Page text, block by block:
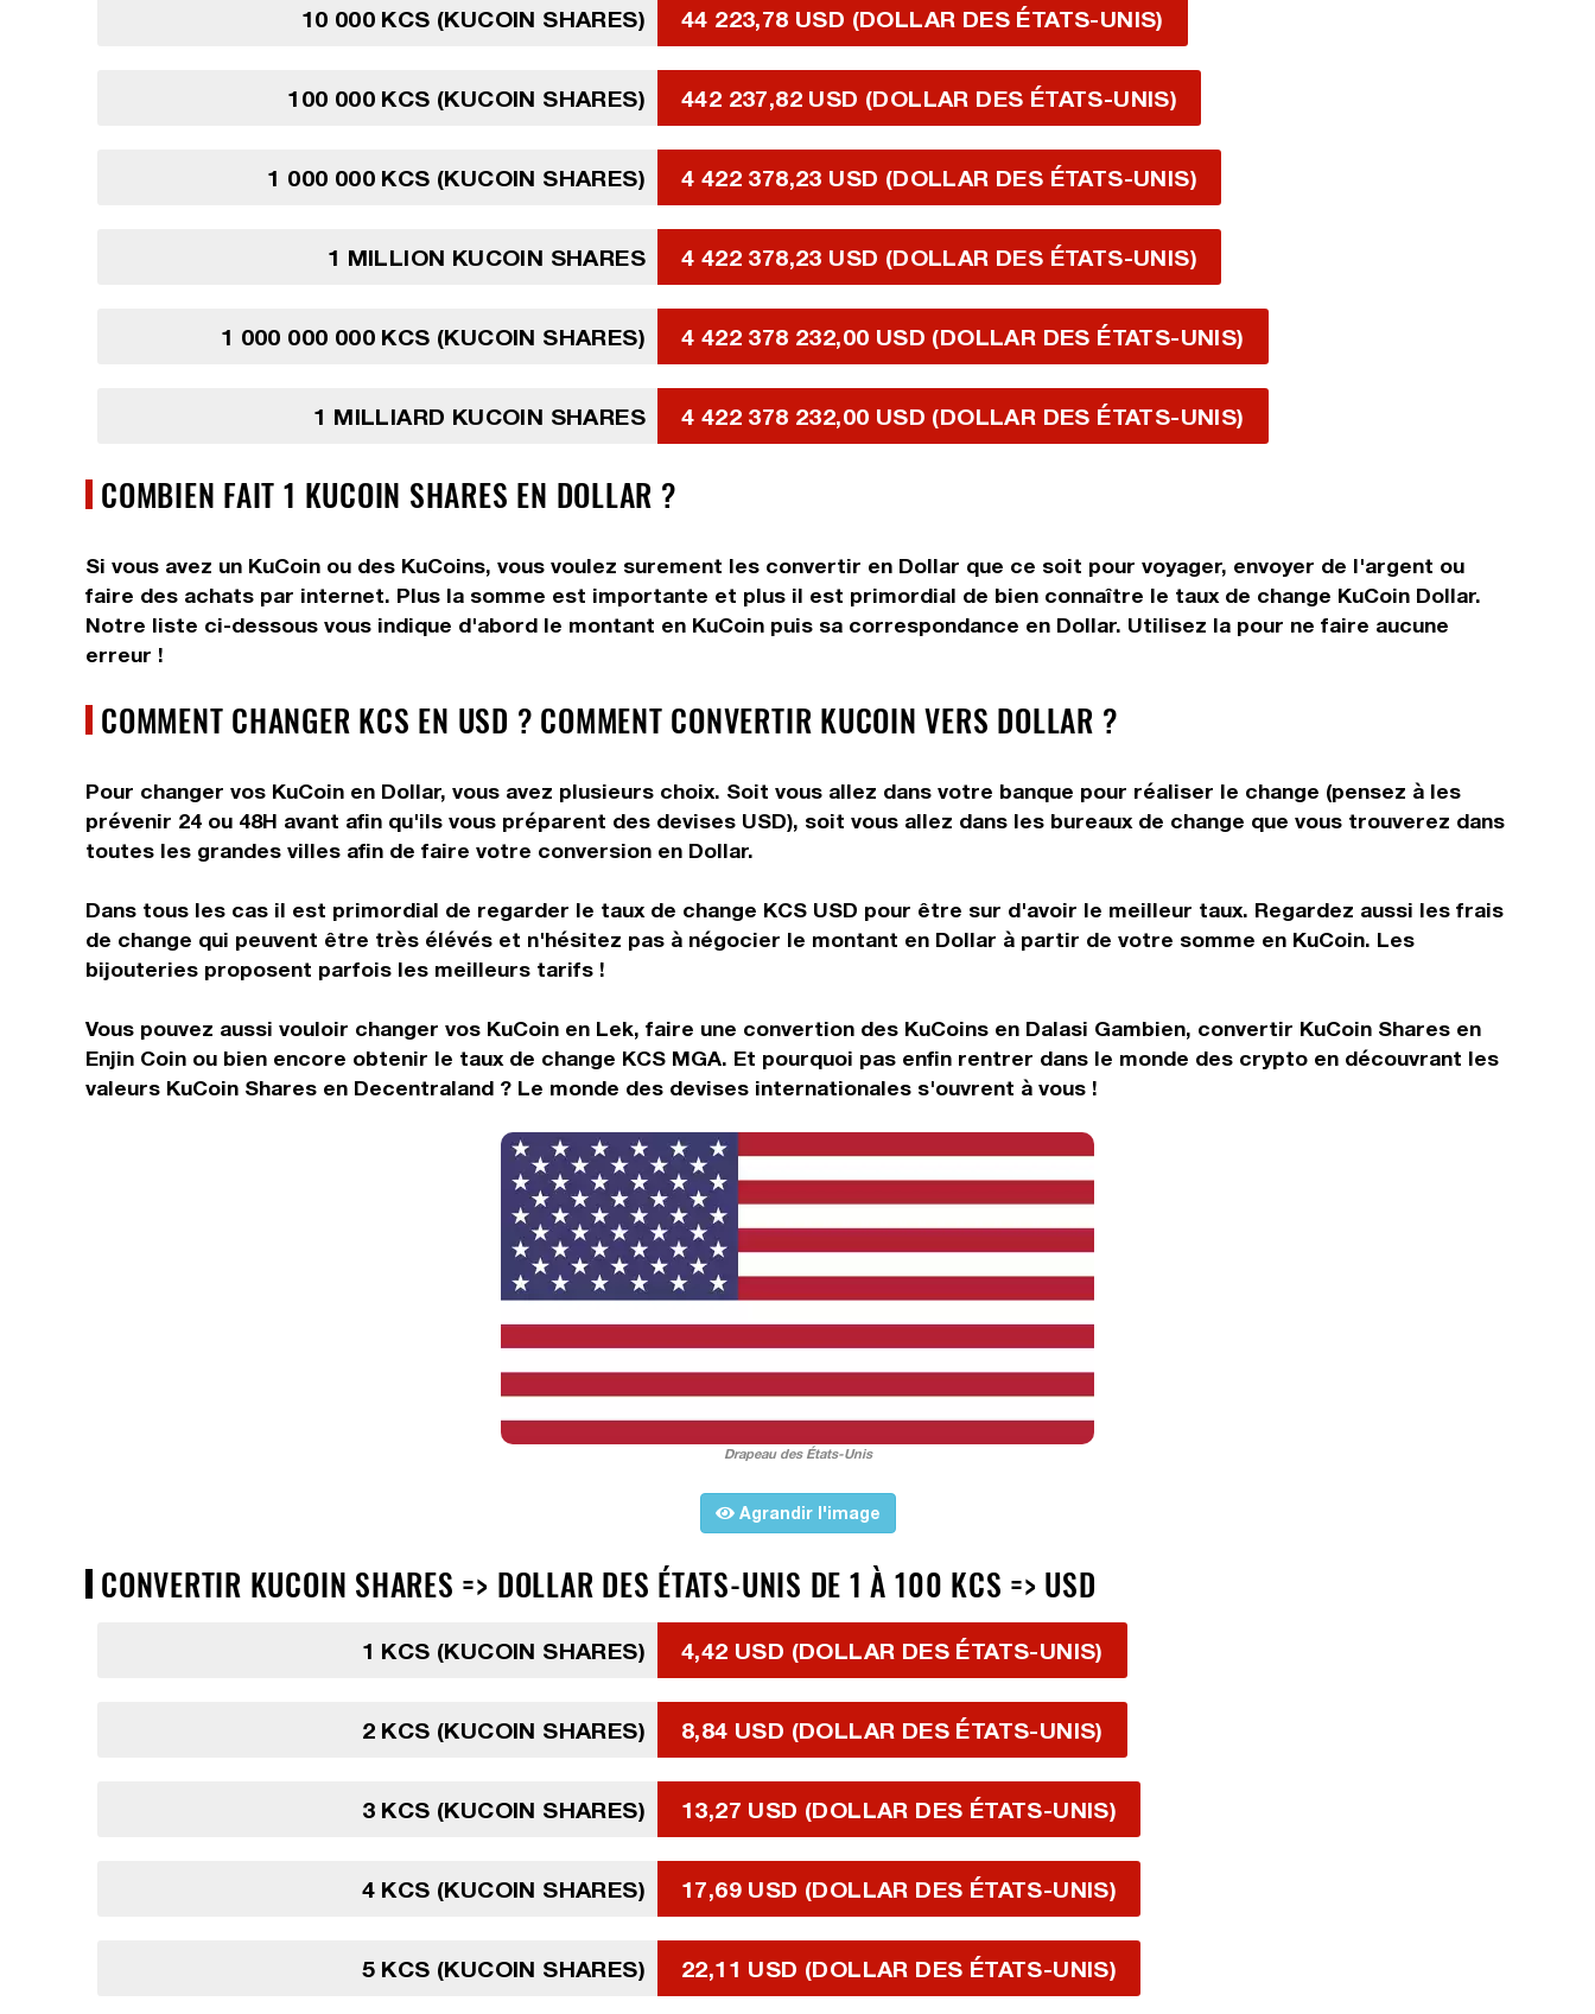
10 000 KCS (KUCOIN SHARES) 44 223,78 USD (DOLLAR DES ÉTATS-UNIS)
100 000 KCS (KUCOIN SHARES) 442 237,82 USD (DOLLAR DES ÉTATS-UNIS)
1 000 000 KCS (KUCOIN SHARES) 4 422 378,23 USD (DOLLAR DES ÉTATS-UNIS)
1 MILLION KUCOIN SHARES 4 422 378,23 USD (DOLLAR DES ÉTATS-UNIS)
1 000 000 000 KCS (KUCOIN SHARES) 4 422 378 232,00 USD (DOLLAR DES ÉTATS-UNIS)
1 MILLIARD KUCOIN SHARES 4 422 378 232,00 USD (DOLLAR DES ÉTATS-UNIS)
COMBIEN FAIT 1 KUCOIN SHARES EN DOLLAR ?
Si vous avez un KuCoin ou des KuCoins, vous voulez surement les convertir en Dollar que ce soit pour voyager, envoyer de l'argent ou
faire des achats par internet. Plus la somme est importante et plus il est primordial de bien connaître le taux de change KuCoin Dollar.
Notre liste ci-dessous vous indique d'abord le montant en KuCoin puis sa correspondance en Dollar. Utilisez la pour ne faire aucune
erreur !
COMMENT CHANGER KCS EN USD ? COMMENT CONVERTIR KUCOIN VERS DOLLAR ?
Pour changer vos KuCoin en Dollar, vous avez plusieurs choix. Soit vous allez dans votre banque pour réaliser le change (pensez à les
prévenir 24 ou 48H avant afin qu'ils vous préparent des devises USD), soit vous allez dans les bureaux de change que vous trouverez dans
toutes les grandes villes afin de faire votre conversion en Dollar.
Dans tous les cas il est primordial de regarder le taux de change KCS USD pour être sur d'avoir le meilleur taux. Regardez aussi les frais
de change qui peuvent être très élévés et n'hésitez pas à négocier le montant en Dollar à partir de votre somme en KuCoin. Les
bijouteries proposent parfois les meilleurs tarifs !
Vous pouvez aussi vouloir changer vos KuCoin en Lek, faire une convertion des KuCoins en Dalasi Gambien, convertir KuCoin Shares en
Enjin Coin ou bien encore obtenir le taux de change KCS MGA. Et pourquoi pas enfin rentrer dans le monde des crypto en découvrant les
valeurs KuCoin Shares en Decentraland ? Le monde des devises internationales s'ouvrent à vous !
Drapeau des États-Unis
Agrandir l'image
CONVERTIR KUCOIN SHARES => DOLLAR DES ÉTATS-UNIS DE 1 À 100 KCS => USD
1 KCS (KUCOIN SHARES) 4,42 USD (DOLLAR DES ÉTATS-UNIS)
2 KCS (KUCOIN SHARES) 8,84 USD (DOLLAR DES ÉTATS-UNIS)
3 KCS (KUCOIN SHARES) 13,27 USD (DOLLAR DES ÉTATS-UNIS)
4 KCS (KUCOIN SHARES) 17,69 USD (DOLLAR DES ÉTATS-UNIS)
5 KCS (KUCOIN SHARES) 22,11 USD (DOLLAR DES ÉTATS-UNIS)